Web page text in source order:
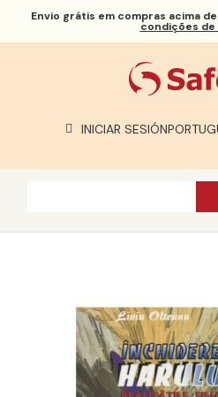
Envio grátis em compras acima
condições de
INICIAR SESIÓN
SOBRE NÓS